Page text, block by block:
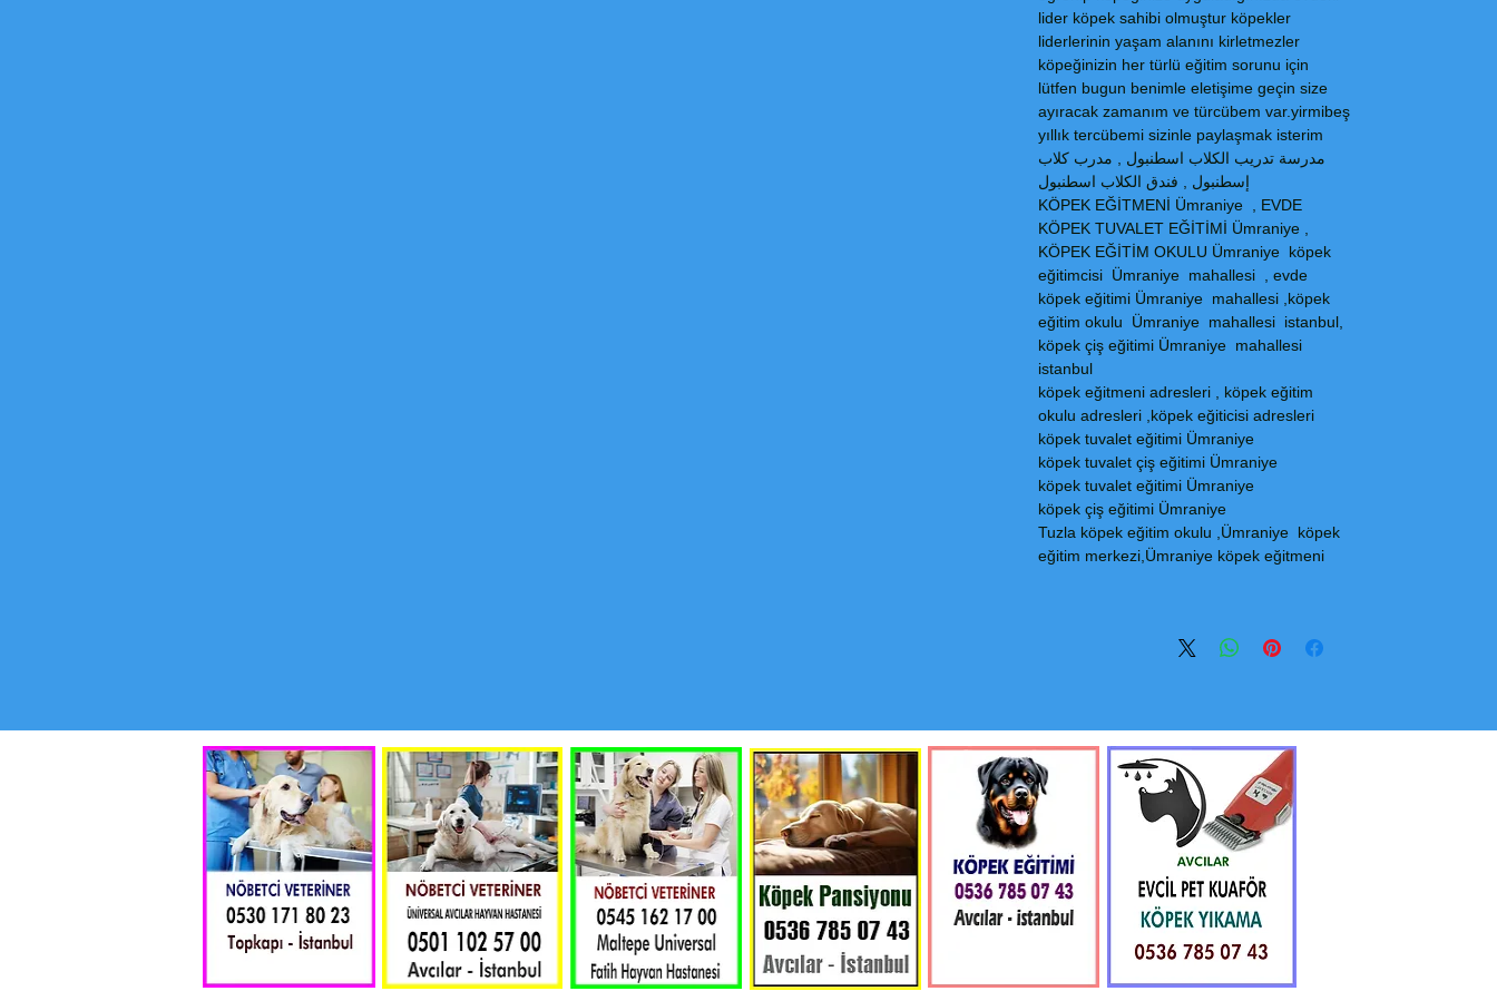
lider köpek sahibi olmuştur köpekler
liderlerinin yaşam alanını kirletmezler
köpeğinizin her türlü eğitim sorunu için
lütfen bugun benimle eletişime geçin size
ayıracak zamanım ve türcübem var.yirmibeş
yıllık tercübemi sizinle paylaşmak isterim
مدرسة تدريب الكلاب اسطنبول , مدرب كلاب
إسطنبول , فندق الكلاب اسطنبول
KÖPEK EĞİTMENİ Ümraniye , EVDE
KÖPEK TUVALET EĞİTİMİ Ümraniye ,
KÖPEK EĞİTİM OKULU Ümraniye köpek
eğitimcisi Ümraniye mahallesi , evde
köpek eğitimi Ümraniye mahallesi ,köpek
eğitim okulu Ümraniye mahallesi istanbul,
köpek çiş eğitimi Ümraniye mahallesi
istanbul
köpek eğitmeni adresleri , köpek eğitim
okulu adresleri ,köpek eğiticisi adresleri
köpek tuvalet eğitimi Ümraniye
köpek tuvalet çiş eğitimi Ümraniye
köpek tuvalet eğitimi Ümraniye
köpek çiş eğitimi Ümraniye
Tuzla köpek eğitim okulu ,Ümraniye köpek
eğitim merkezi,Ümraniye köpek eğitmeni